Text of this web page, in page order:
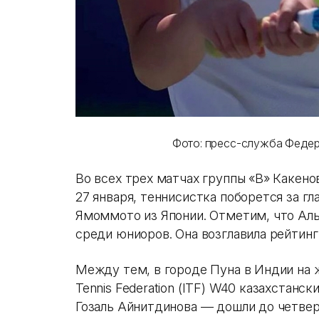
Фото: пресс-служба
Во всех трех матчах группы «В»
27 января, теннисистка поборется за
Ямоммото из Японии. Отметим, что
среди юниоров. Она возглавила
Между тем, в городе Пуна в Индии на
Tennis Federation (ITF) W40
Гозаль Айнитдинова — дошли до